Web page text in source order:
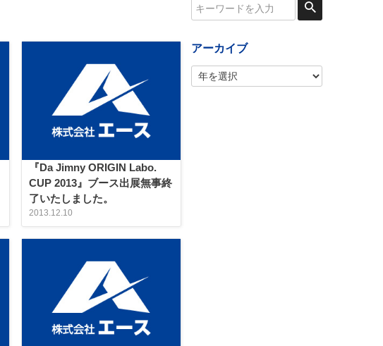
『Da Jimny ORIGIN Labo.
CUP 2013』ブース出展無事終
了いたしました。
2013.12.10
アーカイブ